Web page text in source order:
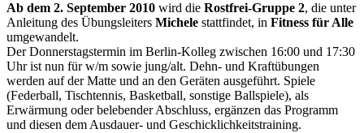
Ab dem 2. September 2010 wird die Rostfrei-Gruppe 2, die unter
Anleitung des Übungsleiters Michele stattfindet, in Fitness für Alle
umgewandelt.
Der Donnerstagstermin im Berlin-Kolleg zwischen 16:00 und 17:30
Uhr ist nun für w/m sowie jung/alt. Dehn- und Kraftübungen
werden auf der Matte und an den Geräten ausgeführt. Spiele
(Federball, Tischtennis, Basketball, sonstige Ballspiele), als
Erwärmung oder belebender Abschluss, ergänzen das Programm
und diesen dem Ausdauer- und Geschicklichkeitstraining.